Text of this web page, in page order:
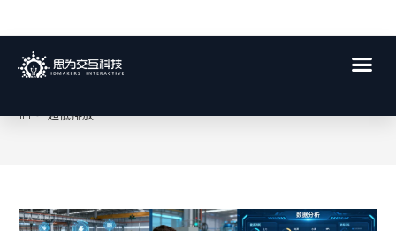
超低排放
> 超低排放